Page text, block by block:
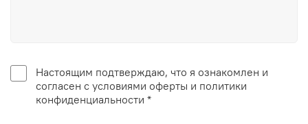
Настоящим подтверждаю, что я ознакомлен и
согласен с условиями оферты и политики
конфиденциальности *